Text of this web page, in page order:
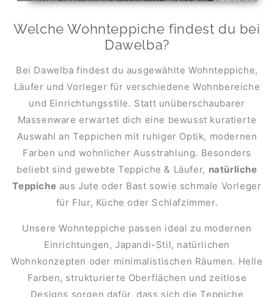
Welche Wohnteppiche findest du bei
Dawelba?
Bei Dawelba findest du ausgewählte Wohnteppiche,
Läufer und Vorleger für verschiedene Wohnbereiche
und Einrichtungsstile. Statt unüberschaubarer
Massenware erwartet dich eine bewusst kuratierte
Auswahl an Teppichen mit ruhiger Optik, modernen
Farben und wohnlicher Ausstrahlung. Besonders
beliebt sind gewebte Teppiche & Läufer, natürliche
Teppiche aus Jute oder Bast sowie schmale Vorleger
für Flur, Küche oder Schlafzimmer.
Unsere Wohnteppiche passen ideal zu modernen
Einrichtungen, Japandi-Stil, natürlichen
Wohnkonzepten oder minimalistischen Räumen. Helle
Farben, strukturierte Oberflächen und zeitlose
Designs sorgen dafür, dass sich die Teppiche